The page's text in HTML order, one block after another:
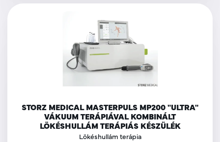
STORZ MEDICAL MASTERPULS MP200 "ULTRA"
VÁKUUM TERÁPIÁVAL KOMBINÁLT
LÖKÉSHULLÁM TERÁPIÁS KÉSZÜLÉK
Lökéshullám terápia